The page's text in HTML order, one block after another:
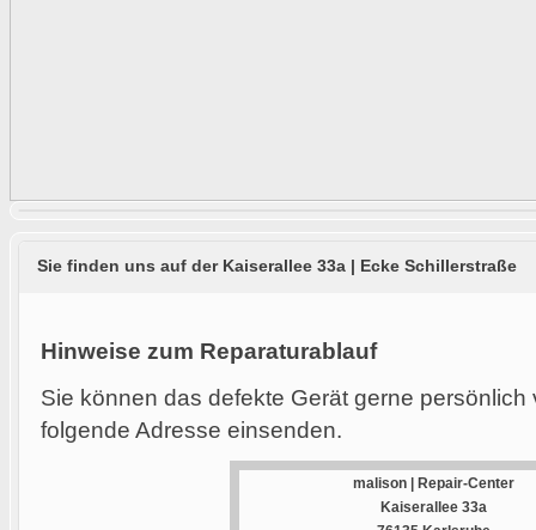
Sie finden uns auf der Kaiserallee 33a | Ecke Schillerstraße
Hinweise zum Reparaturablauf
Sie können das defekte Gerät gerne
folgende Adresse einsenden.
malison | Repair-Center
Kaiserallee 33a